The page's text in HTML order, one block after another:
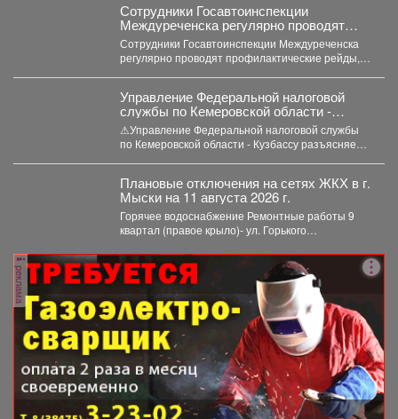
Сотрудники Госавтоинспекции
Междуреченска регулярно проводят
профилактические рейды,
направленные на пресечение
нарушений правил дорожного движения
водителями средств индивидуальной
мобильности (СИМ)
Сотрудники Госавтоинспекции Междуреченска
регулярно проводят профилактические рейды,
Управление Федеральной налоговой
службы по Кемеровской области -
Кузбассу разъясняет порядок
налогообложения доходов по вкладам в
банках.
⚠Управление Федеральной налоговой службы
по Кемеровской области - Кузбассу разъясняет
Плановые отключения на сетях ЖКХ в г.
Мыски на 11 августа 2026 г.
Горячее водоснабжение Ремонтные работы 9
квартал (правое крыло)- ул. Горького
Кусургашева...
реклама